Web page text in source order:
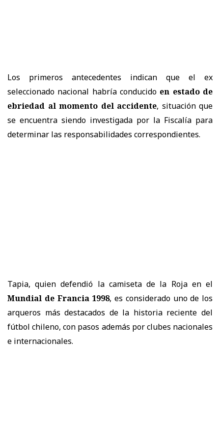
Los primeros antecedentes indican que el ex
seleccionado nacional habría conducido en estado de
ebriedad al momento del accidente, situación que
se encuentra siendo investigada por la Fiscalía para
determinar las responsabilidades correspondientes.
Tapia, quien defendió la camiseta de la Roja en el
Mundial de Francia 1998, es considerado uno de los
arqueros más destacados de la historia reciente del
fútbol chileno, con pasos además por clubes nacionales
e internacionales.